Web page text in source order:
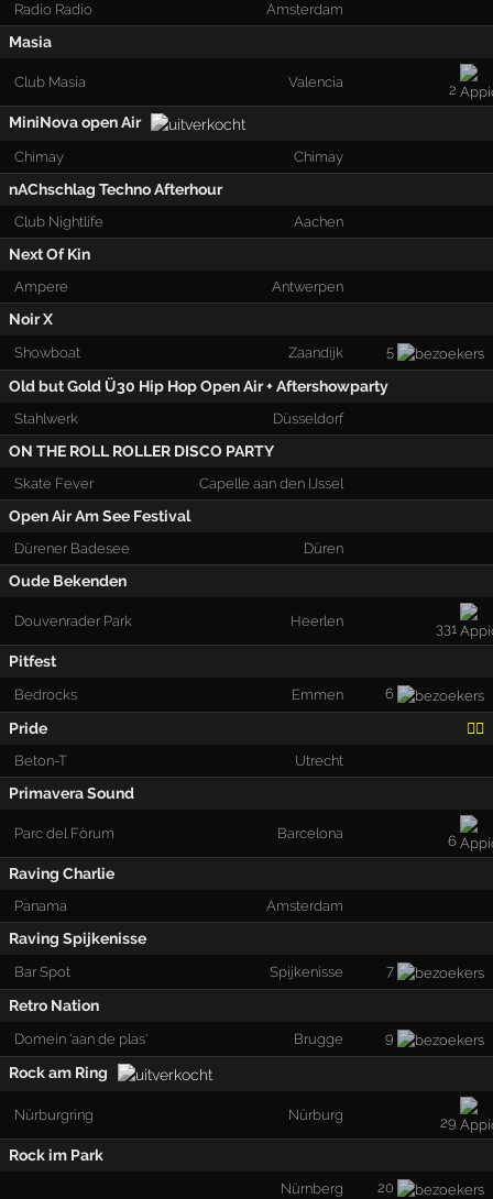
Radio Radio Amsterdam
Masia
Club Masia Valencia 2
MiniNova open Air
Chimay Chimay
nAChschlag Techno Afterhour
Club Nightlife Aachen
Next Of Kin
Ampere Antwerpen
Noir X
Showboat Zaandijk 5
Old but Gold Ü30 Hip Hop Open Air + Aftershowparty
Stahlwerk Düsseldorf
ON THE ROLL ROLLER DISCO PARTY
Skate Fever Capelle aan den IJssel
Open Air Am See Festival
Dürener Badesee Düren
Oude Bekenden
Douvenrader Park Heerlen 331
Pitfest
Bedrocks Emmen 6
Pride 🏳️‍🌈
Beton-T Utrecht
Primavera Sound
Parc del Fòrum Barcelona 6
Raving Charlie
Panama Amsterdam
Raving Spijkenisse
Bar Spot Spijkenisse 7
Retro Nation
Domein 'aan de plas' Brugge 9
Rock am Ring
Nürburgring Nürburg 29
Rock im Park
Nürnberg 20